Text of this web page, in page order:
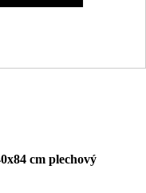
cm plechový